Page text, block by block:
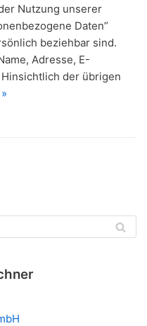
Nutzung unserer
Daten”
beziehbar sind.
Adresse, E-
der übrigen